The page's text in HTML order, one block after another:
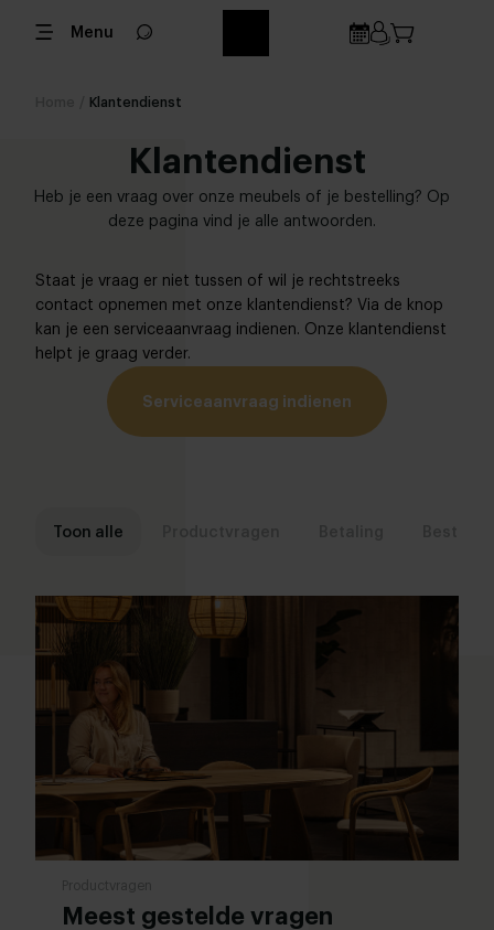
Menu
Klantendienst
Klantendienst
Heb je een vraag over onze meubels of je bestelling? Op
deze pagina vind je alle antwoorden.
Staat je vraag er niet tussen of wil je rechtstreeks
contact opnemen met onze klantendienst? Via de knop
kan je een serviceaanvraag indienen. Onze klantendienst
helpt je graag verder.
Serviceaanvraag indienen
Toon alle
Productvragen
Meest gestelde vragen